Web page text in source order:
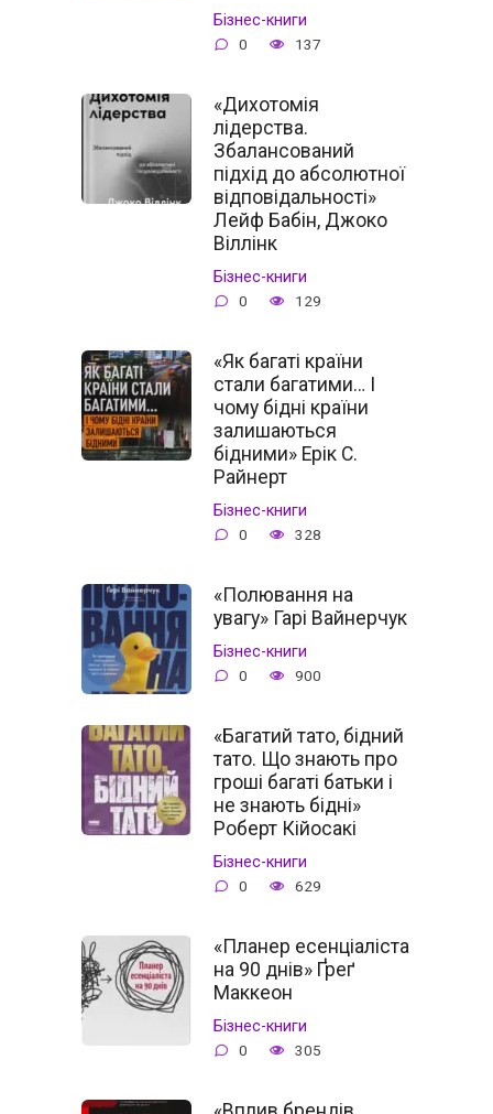
Бізнес-книги
0 137
«Дихотомія
лідерства.
Збалансований
підхід до абсолютної
відповідальності»
Лейф Бабін, Джоко
Віллінк
Бізнес-книги
0 129
«Як багаті країни
стали багатими… І
чому бідні країни
залишаються
бідними» Ерік С.
Райнерт
Бізнес-книги
0 328
«Полювання на
увагу» Гарі Вайнерчук
Бізнес-книги
0 900
«Багатий тато, бідний
тато. Що знають про
гроші багаті батьки і
не знають бідні»
Роберт Кійосакі
Бізнес-книги
0 629
«Планер есенціаліста
на 90 днів» Ґреґ
Маккеон
Бізнес-книги
0 305